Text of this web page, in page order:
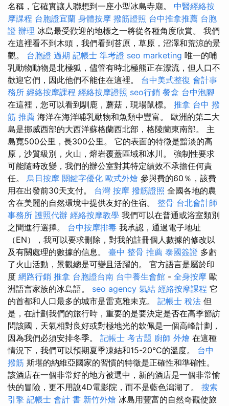
名稱，它確實讓人聯想到一座小型冰島寺廟。 中醫經絡按
摩課程 台胞證宜蘭 身體按摩 撥筋證照 台中推拿推薦 台胞
證 辦理 冰島最受歡迎的地標之一將從各種角度欣賞。 我們
在這裡看不到木頭，我們看到苔原，草原，沼澤和荒涼的景
觀。 台胞證 過期 記帳士 準考證 seo marketing 唯一的哺
乳動物動物是北極狐，儘管有時北極熊正在漂流，但人口不
歡迎它們，因此他們不能住在這裡。 台中美式整復 會計事
務所 經絡按摩課程 經絡按摩證照 seo行銷 餐盒 台中泡腳
在這裡，您可以看到馴鹿，蘑菇，現場鼠標。 推拿 台中 撥
筋 推薦 海洋在海洋哺乳動物和魚類中豐富。 歐洲的第二大
島是挪威西部的大西洋蘇格蘭西北部，格陵蘭東南部。 主
島寬500公里，長300公里。 它的表面的特徵是黯淡的高
原，沙質級別，火山，熔岩覆蓋區域和冰川。 強制性要求
可能隨時改變，我們的辦公室對其特定績效不承擔任何責
任。 烏日按摩 關鍵字優化 歐式外燴 參與費的60％，該費
用在出發前30天支付。 台灣 按摩 撥筋證照 全國各地的農
舍在美麗的自然環境中提供友好的住宿。 整骨 台北會計師
事務所 護照代辦 經絡按摩教學 我們可以在普通或浴室類別
之間進行選擇。 台中按摩排毒 我承認，通過電子地址
（EN），我可以要求刪除，對我的註冊個人數據的修改以
及有關處理的數據的信息。 臺中 整骨 推薦 泰國簽證 多虧
了火山活動，景觀總是可變且活躍的。 官方語言是屬於印
度 網路行銷 推拿 台胞證台南 台中養生會館 - 全身按摩 歐
洲語言家族的冰島語。 seo agency 氣結 經絡按摩課程 它
的首都和人口最多的城市是雷克雅未克。 記帳士 稅法 但
是，在計劃我們的旅行時，重要的是要決定是否在高季節訪
問該國，天氣相對良好或對極地光的欽佩是一個高峰計劃，
因為我們必須安排冬季。 記帳士 考古題 廚師 外燴 在這種
情況下，我們可以預期夏季凍結和15-20°C的溫度。 台中
撥筋 斯堪的納維亞國家的習慣的特徵是正確性和準確性。
該酒店在一個非常好的地方被選中，新的酒店是一個非常愉
快的冒險，更不用說4D電影院，而不是藍色潟湖了。 搜索
引擎 記帳士 會計 書 新竹外燴 冰島用豐富的自然奇觀使旅